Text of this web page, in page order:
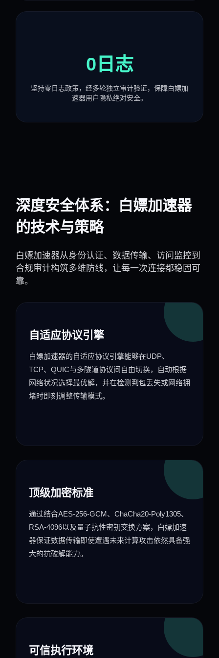
0日志
坚持零日志政策，经多轮独立审计验证，保障白嫖加
速器用户隐私绝对安全。
深度安全体系：白嫖加速器
的技术与策略
白嫖加速器从身份认证、数据传输、访问监控到
合规审计构筑多维防线，让每一次连接都稳固可
靠。
自适应协议引擎
白嫖加速器的自适应协议引擎能够在UDP、
TCP、QUIC与多隧道协议间自由切换，自动根据
网络状况选择最优解，并在检测到包丢失或网络拥
堵时即刻调整传输模式。
顶级加密标准
通过结合AES-256-GCM、ChaCha20-Poly1305、
RSA-4096以及量子抗性密钥交换方案，白嫖加速
器保证数据传输即使遭遇未来计算攻击依然具备强
大的抗破解能力。
可信执行环境